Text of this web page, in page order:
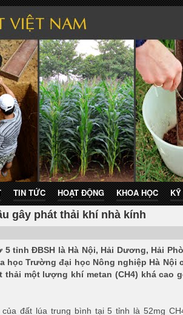
TIN TỨC HOẠT ĐỘNG KHOA HỌC KỸ
gây phát thải khí nhà kính
tỉnh ĐBSH là Hà Nội, Hải Dương, Hải
học Trường đại học Nông nghiệp Hà Nội
một lượng khí metan (CH4) khá cao
đất lúa trung bình tại 5 tỉnh là 52mg